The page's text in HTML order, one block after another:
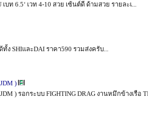
ท 6.5‘ เวท 4-10 สวย เซ้นต์ดี ด้ามสวย รายละเ...
ง SHIและDAI ราคา590 รวมส่งครับ...
)
) รอกระบบ FIGHTING DRAG งานหมึกข้างเรือ